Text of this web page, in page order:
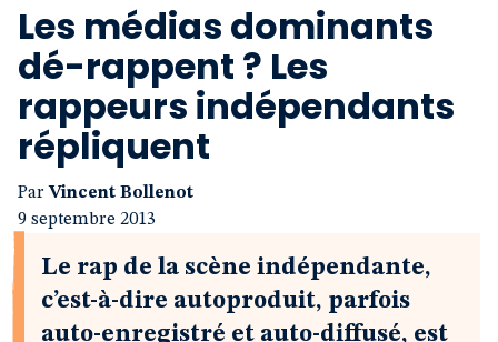
Notre revue
Boutique
Les médias dominants
dé-rappent ? Les
rappeurs indépendants
répliquent
Par Vincent Bollenot
9 septembre 2013
Le rap de la scène indépendante,
c’est-à-dire autoproduit, parfois
auto-enregistré et auto-diffusé, est